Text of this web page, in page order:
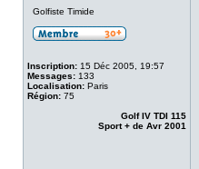
Golfiste Timide
Inscription: 15 Déc 2005, 19:57
Messages: 133
Localisation: Paris
Région: 75
Golf IV TDI 115
Sport + de Avr 2001